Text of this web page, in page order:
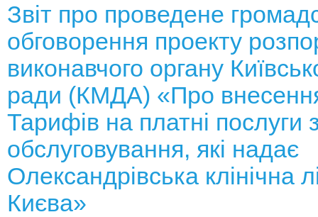
Звіт про проведене
обговорення проекту
виконавчого органу
ради (КМДА) «Про
Тарифів на платні послуги
обслуговування, які надає
Олександрівська клінічна
Києва»